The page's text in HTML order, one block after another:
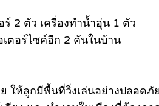
2 ตัว เครื่องทำน้ำอุ่น 1 ตัว
ตอร์ไซค์อีก 2 คันในบ้าน
ให้ลูกมีพื้นที่วิ่งเล่นอย่างปลอดภั